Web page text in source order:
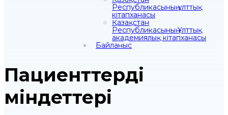
Республикасының ұлттық
кітапханасы
Қазақстан
Республикасының Ұлттық
академиялық кітапханасы
Байланыс
Пациенттердің
міндеттері